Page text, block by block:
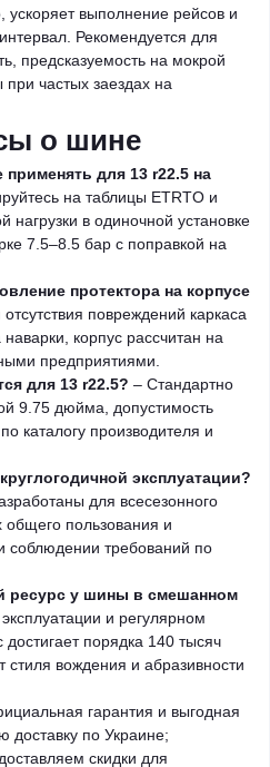
ускоряет выполнение рейсов и
Рекомендуется для
предсказуемость на мокрой
частых заездах на
о шине
для 13 r22.5 на
на таблицы ETRTO и
нагрузки в одиночной установке
7.5–8.5 бар с поправкой на
протектора на корпусе
повреждений каркаса
корпус рассчитан на
предприятиями.
для 13 r22.5? – Стандартно
9.75 дюйма, допустимость
каталогу производителя и
эксплуатации?
для всесезонного
общего пользования и
соблюдении требований по
ресурс у шины в смешанном
и регулярном
порядка 140 тысяч
стиля вождения и абразивности
гарантия и выгодная
доставку по Украине;
скидки для